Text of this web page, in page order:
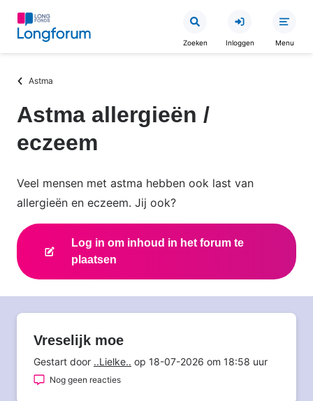
Overslaan
inhoud
gaan
Zoeken Inloggen Menu
Kruimelpad
Astma
Astma allergieën /
eczeem
Veel mensen met astma hebben ook last van
allergieën en eczeem. Jij ook?
Log in om inhoud in het forum te
plaatsen
Vreselijk moe
Gestart door ..Lielke.. op 18-07-2026 om 18:58 uur
Nog geen reacties